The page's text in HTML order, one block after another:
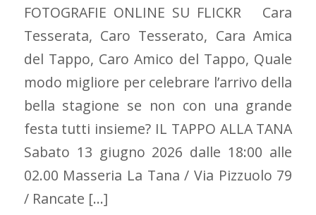
FOTOGRAFIE ONLINE SU FLICKR Cara
Tesserata, Caro Tesserato, Cara Amica
del Tappo, Caro Amico del Tappo, Quale
modo migliore per celebrare l’arrivo della
bella stagione se non con una grande
festa tutti insieme? IL TAPPO ALLA TANA
Sabato 13 giugno 2026 dalle 18:00 alle
02.00 Masseria La Tana / Via Pizzuolo 79
/ Rancate […]